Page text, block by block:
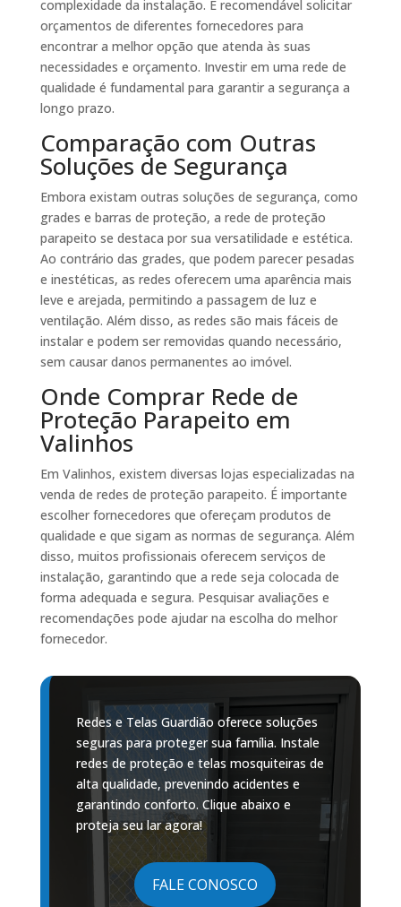
complexidade da instalação. É recomendável solicitar
orçamentos de diferentes fornecedores para
encontrar a melhor opção que atenda às suas
necessidades e orçamento. Investir em uma rede de
qualidade é fundamental para garantir a segurança a
longo prazo.
Comparação com Outras
Soluções de Segurança
Embora existam outras soluções de segurança, como
grades e barras de proteção, a rede de proteção
parapeito se destaca por sua versatilidade e estética.
Ao contrário das grades, que podem parecer pesadas
e inestéticas, as redes oferecem uma aparência mais
leve e arejada, permitindo a passagem de luz e
ventilação. Além disso, as redes são mais fáceis de
instalar e podem ser removidas quando necessário,
sem causar danos permanentes ao imóvel.
Onde Comprar Rede de
Proteção Parapeito em
Valinhos
Em Valinhos, existem diversas lojas especializadas na
venda de redes de proteção parapeito. É importante
escolher fornecedores que ofereçam produtos de
qualidade e que sigam as normas de segurança. Além
disso, muitos profissionais oferecem serviços de
instalação, garantindo que a rede seja colocada de
forma adequada e segura. Pesquisar avaliações e
recomendações pode ajudar na escolha do melhor
fornecedor.
Redes e Telas Guardião oferece soluções
seguras para proteger sua família. Instale
redes de proteção e telas mosquiteiras de
alta qualidade, prevenindo acidentes e
garantindo conforto. Clique abaixo e
proteja seu lar agora!
FALE CONOSCO